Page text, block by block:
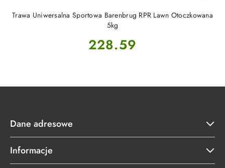
Trawa Uniwersalna Sportowa Barenbrug RPR Lawn Otoczkowana
5kg
Cena:
228.59
Dane adresowe
Informacje